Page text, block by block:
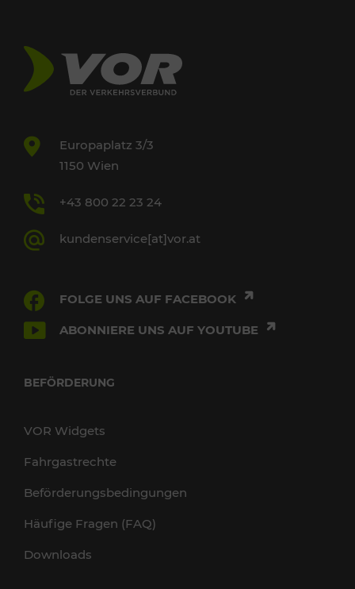
Europaplatz 3/3
1150 Wien
+43 800 22 23 24
kundenservice[at]vor.at
FOLGE UNS AUF FACEBOOK
ABONNIERE UNS AUF YOUTUBE
BEFÖRDERUNG
VOR Widgets
Fahrgastrechte
Beförderungsbedingungen
Häufige Fragen (FAQ)
Downloads